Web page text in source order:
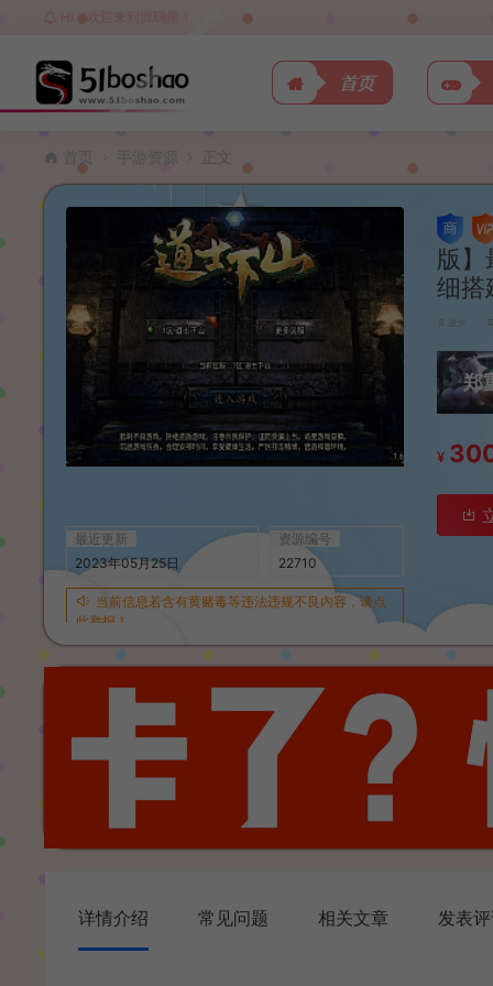
HI，欢迎来到源码屋！
首页
首页 手游资源 正文
最近更新
2023年05月25日
资源编号
22710
当前信息若含有黄赌毒等违法违规不良内容，请点
此举报！
版
细搭
波少
郑
¥
详情介绍 常见问题 相关文章 发表